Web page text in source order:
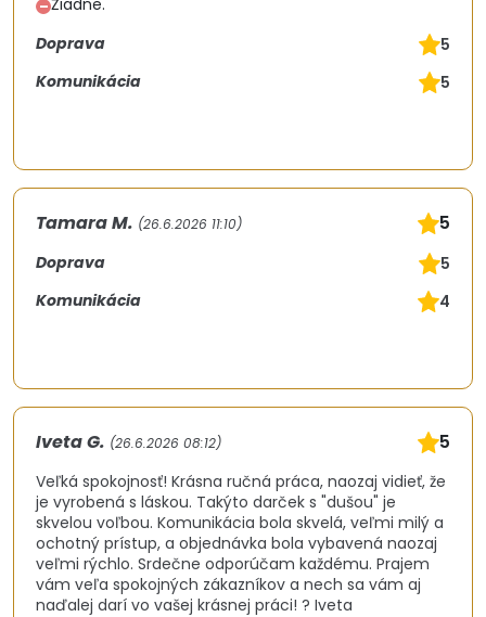
–Žiadne.
Doprava
5
Komunikácia
5
Tamara M. (26.6.2026 11:10) 5
Doprava
5
Komunikácia
4
Iveta G. (26.6.2026 08:12) 5
Veľká spokojnosť! Krásna ručná práca, naozaj vidieť, že
je vyrobená s láskou. Takýto darček s "dušou" je
skvelou voľbou. Komunikácia bola skvelá, veľmi milý a
ochotný prístup, a objednávka bola vybavená naozaj
veľmi rýchlo. Srdečne odporúčam každému. Prajem
vám veľa spokojných zákazníkov a nech sa vám aj
naďalej darí vo vašej krásnej práci! ? Iveta